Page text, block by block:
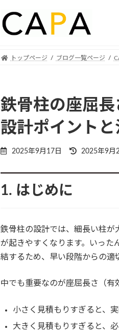
トップページ ブログ一覧ページ
鉄骨柱の座屈
設計ポイントと
2025年9月17日
Last
updated
2025年9月
1. はじめに
鉄骨柱の設計では、細長い柱が
が起きやすくなります。いった
結するため、早い段階からの適
中でも重要なのが座屈長さ（有
小さく見積もりすぎると、
大きく見積もりすぎると、